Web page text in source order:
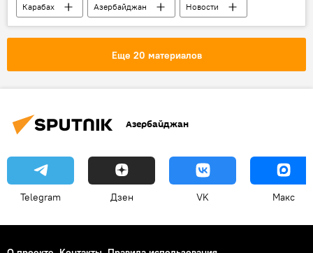
Карабах Азербайджан Новости
Еще 20 материалов
Азербайджан
Telegram Дзен VK Макс